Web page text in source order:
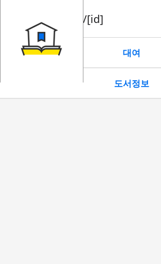
book/rent/[id]
대여
도서정보